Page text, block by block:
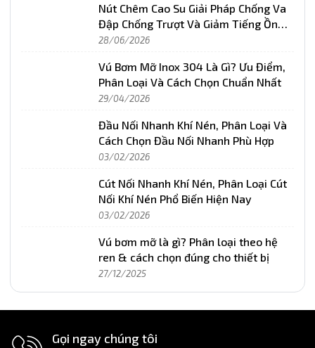
Nút Chêm Cao Su Giải Pháp Chống Va
Đập Chống Trượt Và Giảm Tiếng Ồn
Hiệu Quả
28/06/2026
Vú Bơm Mỡ Inox 304 Là Gì? Ưu Điểm,
Phân Loại Và Cách Chọn Chuẩn Nhất
29/04/2026
Đầu Nối Nhanh Khí Nén, Phân Loại Và
Cách Chọn Đầu Nối Nhanh Phù Hợp
03/02/2026
Cút Nối Nhanh Khí Nén, Phân Loại Cút
Nối Khí Nén Phổ Biến Hiện Nay
03/02/2026
Vú bơm mỡ là gì? Phân loại theo hệ
ren & cách chọn đúng cho thiết bị
27/12/2025
Gọi ngay chúng tôi